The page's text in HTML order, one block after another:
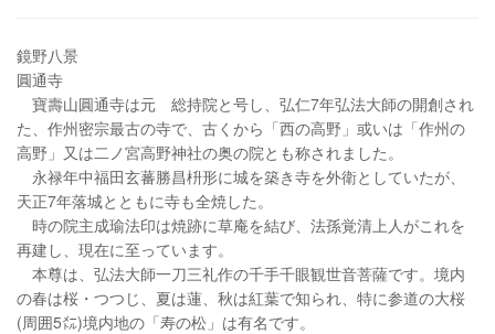
鏡野八景
圓通寺
寶壽山圓通寺は元 総持院と号し、弘仁7年弘法大師の開創され
た、作州密宗最古の寺で、古くから「西の高野」或いは「作州の
高野」又は二ノ宮高野神社の奥の院とも称されました。
永禄年中福田玄蕃勝昌枡形に城を築き寺を外衛としていたが、
天正7年落城とともに寺も全焼した。
時の院主成瑜法印は焼跡に草庵を結び、法孫覚清上人がこれを
再建し、現在に至っています。
本尊は、弘法大師一刀三礼作の千手千眼観世音菩薩です。境内
の春は桜・つつじ、夏は蓮、秋は紅葉で知られ、特に参道の大桜
(周囲5㍍)境内地の「寿の松」は有名です。